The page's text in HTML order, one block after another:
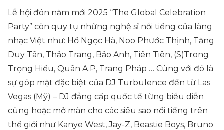
Lễ hội đón năm mới 2025 “The Global Celebration
Party” còn quy tụ những nghệ sĩ nổi tiếng của làng
nhạc Việt như: Hồ Ngọc Hà, Noo Phước Thịnh, Tăng
Duy Tân, Thảo Trang, Bảo Anh, Tiên Tiên, (S)Trong
Trọng Hiếu, Quân A.P, Trang Pháp … Cùng với đó là
sự góp mặt đặc biệt của DJ Turbulence đến từ Las
Vegas (Mỹ) – DJ đẳng cấp quốc tế từng biểu diễn
cùng hoặc mở màn cho các siêu sao nổi tiếng trên
thế giới như Kanye West, Jay-Z, Beastie Boys, Bruno